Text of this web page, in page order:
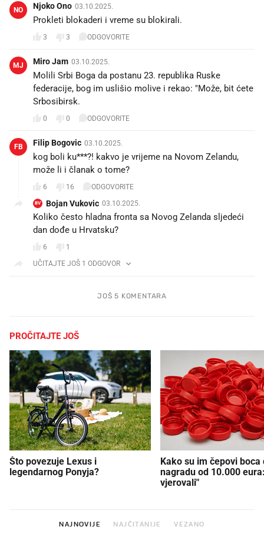
NO Njoko Ono 03.10.2025.
Prokleti blokaderi i vreme su blokirali.
3 3 ODGOVORITE
MJ Miro Jam 03.10.2025.
Molili Srbi Boga da postanu 23. republika Ruske
federacije, bog im uslišio molive i rekao: "Može, bit ćete
Srbosibirsk.
0 0 ODGOVORITE
FB Filip Bogovic 03.10.2025.
kog boli ku***?! kakvo je vrijeme na Novom Zelandu,
može li i članak o tome?
6 16 ODGOVORITE
BV Bojan Vukovic 03.10.2025.
Koliko često hladna fronta sa Novog Zelanda sljedeći
dan dođe u Hrvatsku?
6
1
UČITAJTE JOŠ 1 ODGOVOR
JOŠ 5 KOMENTARA
PROČITAJTE JOŠ
Što povezuje Lexus i
legendarnog Ponyja?
Kako su im čepovi boca
nagradu od 10.000
vjerovali"
NAJNOVIJE NAJČITANIJE VEZANO